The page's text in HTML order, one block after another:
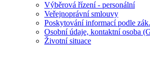
Výběrová řízení - personální
Veřejnoprávní smlouvy
Poskytování informací podle
Osobní údaje, kontaktní osoba
Životní situace